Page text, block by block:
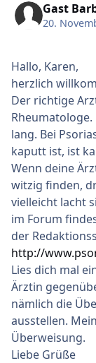
Gast
20.
Hallo, Karen,
herzlich
Der richtige
lang. Bei
kaputt ist, ist
Wenn deine
witzig finden,
vielleicht lacht
im Forum
der
http://
Lies dich mal
Ärztin
nämlich die
ausstellen.
Überweisung.
Liebe Grüße